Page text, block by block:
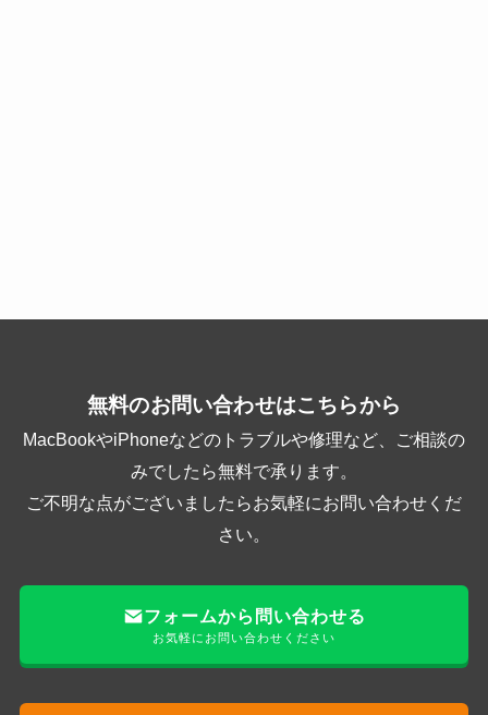
無料のお問い合わせはこちらから
MacBookやiPhoneなどのトラブルや修理など、ご相談の
みでしたら無料で承ります。
ご不明な点がございましたらお気軽にお問い合わせくだ
さい。
フォームから問い合わせる
お気軽にお問い合わせください